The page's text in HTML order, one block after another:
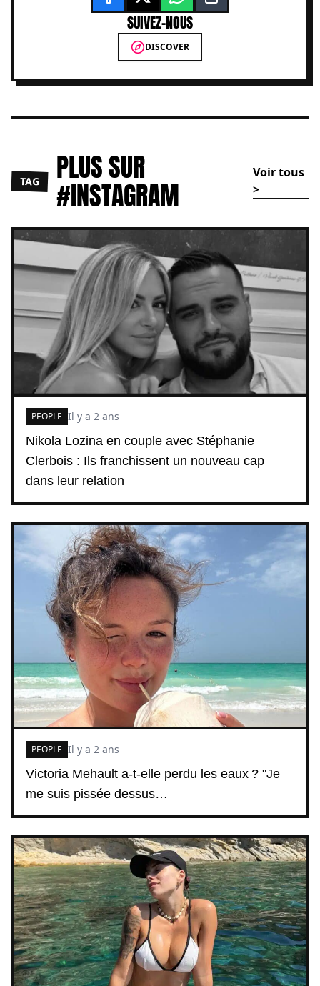
SUIVEZ-NOUS
DISCOVER
TAG PLUS SUR
#INSTAGRAM
Voir tous
>
Nikola Lozina en couple avec Stéphanie
Clerbois : Ils franchissent un nouveau cap
dans leur relation
PEOPLE Il y a 2 ans
Victoria Mehault a-t-elle perdu les eaux ? "Je
me suis pissée dessus…
PEOPLE Il y a 2 ans